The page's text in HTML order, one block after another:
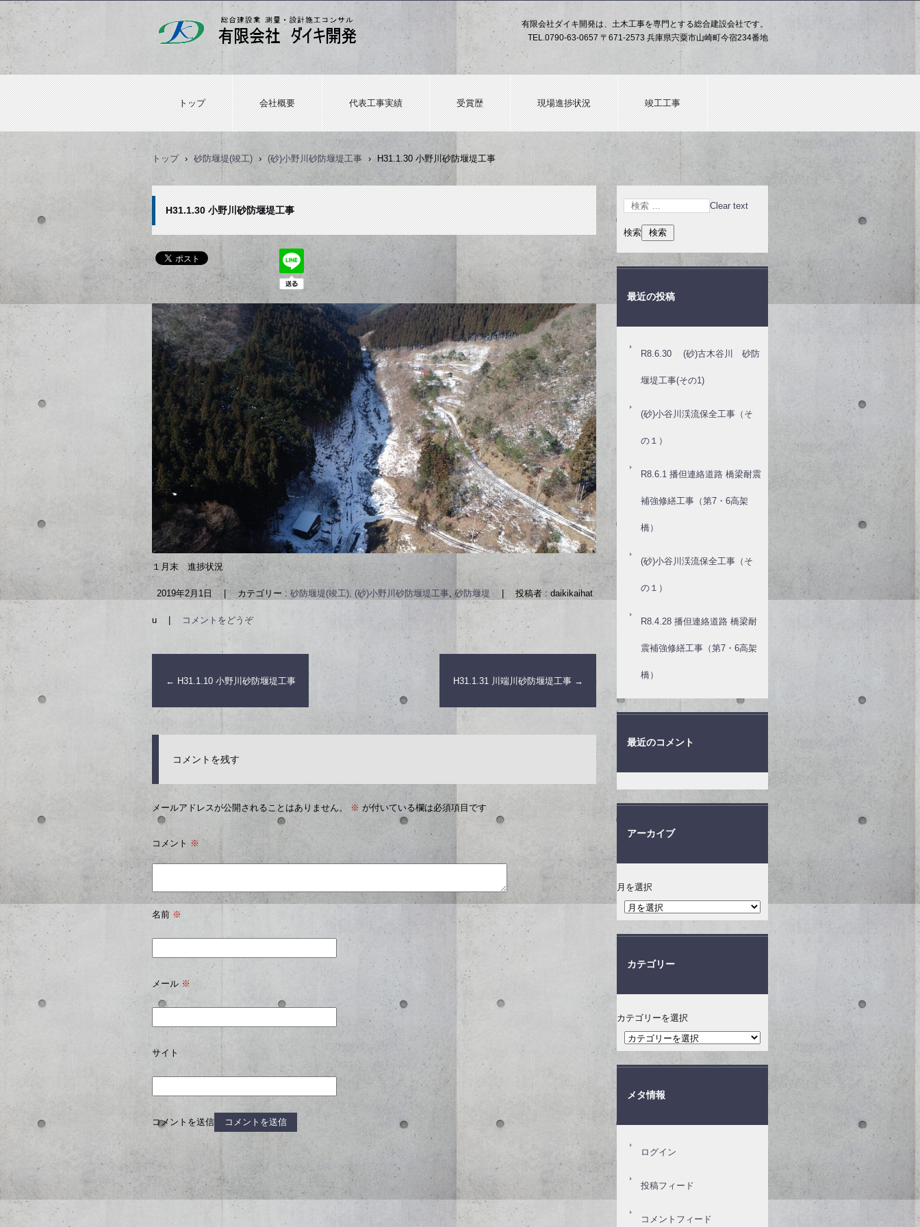
有限会社ダイキ開発は、土木工事を専門とする総合建設会社です。
TEL. 0790-63-0657 〒671-2573 兵庫県宍粟市山崎町今宿234番地
トップ 会社概要 代表工事実績 受賞歴 現場進捗状況 竣工工事
トップ › 砂防堰堤(竣工) › (砂)小野川砂防堰堤工事 › H31.1.30 小野川砂防堰堤工事
H31.1.30 小野川砂防堰堤工事
１月末 進捗状況
2019年2月1日 カテゴリー : 砂防堰堤(竣工), (砂)小野川砂防堰堤工事,砂防堰堤 投稿者 : daikikaihat
u コメントをどうぞ
← H31.1.10 小野川砂防堰堤工事 H31.1.31 川端川砂防堰堤工事 →
コメントを残す
メールアドレスが公開されることはありません。 ※ が付いている欄は必須項目です
コメント ※
名前 ※
メール ※
サイト
コメントを送信
Clear text
検索
最近の投稿
R8.6.30 (砂)古木谷川 砂防
堰堤工事(その1)
(砂)小谷川渓流保全工事（そ
の１）
R8.6.1 播但連絡道路 橋梁耐震
補強修繕工事（第7・6高架
橋）
(砂)小谷川渓流保全工事（そ
の１）
R8.4.28 播但連絡道路 橋梁耐
震補強修繕工事（第7・6高架
橋）
最近のコメント
アーカイブ
月を選択
カテゴリー
カテゴリーを選択
メタ情報
ログイン
投稿フィード
コメントフィード